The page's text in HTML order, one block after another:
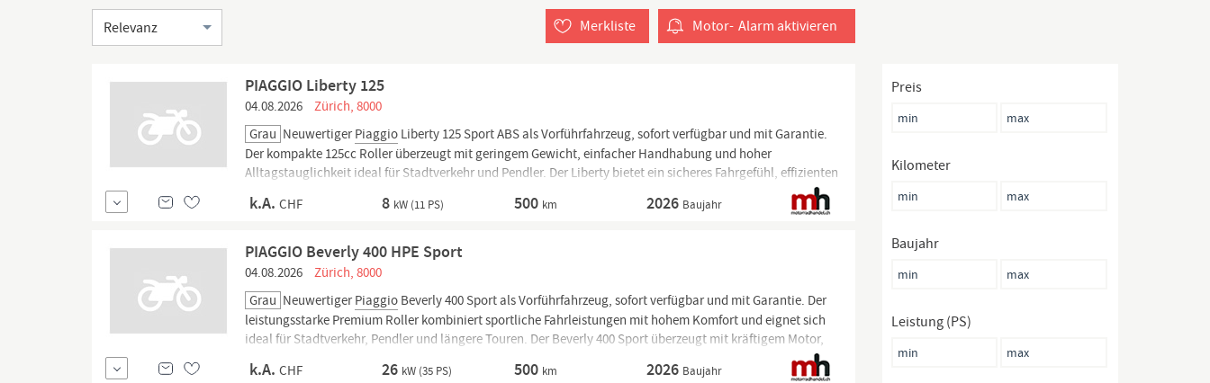
Preis
Kilometer
Baujahr
Leistung (PS)
Sortierung Motor- Alarm aktivieren
Merkliste
PIAGGIO Liberty 125
04.08.2026 Zürich, 8000
k.A. CHF 8 kW (11 PS) 500 km 2026 Baujahr
Grau NeuwertigerPiaggio Liberty 125 Sport ABS als Vorführfahrzeug, sofort verfügbar und mit Garantie.
Der kompakte 125cc Roller überzeugt mit geringem Gewicht, einfacher Handhabung und hoher
Alltagstauglichkeit ideal für Stadtverkehr und Pendler. Der Liberty bietet ein sicheres Fahrgefühl, effizienten
PIAGGIO Beverly 400 HPE Sport
04.08.2026 Zürich, 8000
k.A. CHF 26 kW (35 PS) 500 km 2026 Baujahr
Grau NeuwertigerPiaggio Beverly 400 Sport als Vorführfahrzeug, sofort verfügbar und mit Garantie. Der
leistungsstarke Premium Roller kombiniert sportliche Fahrleistungen mit hohem Komfort und eignet sich
ideal für Stadtverkehr, Pendler und längere Touren. Der Beverly 400 Sport überzeugt mit kräftigem Motor,